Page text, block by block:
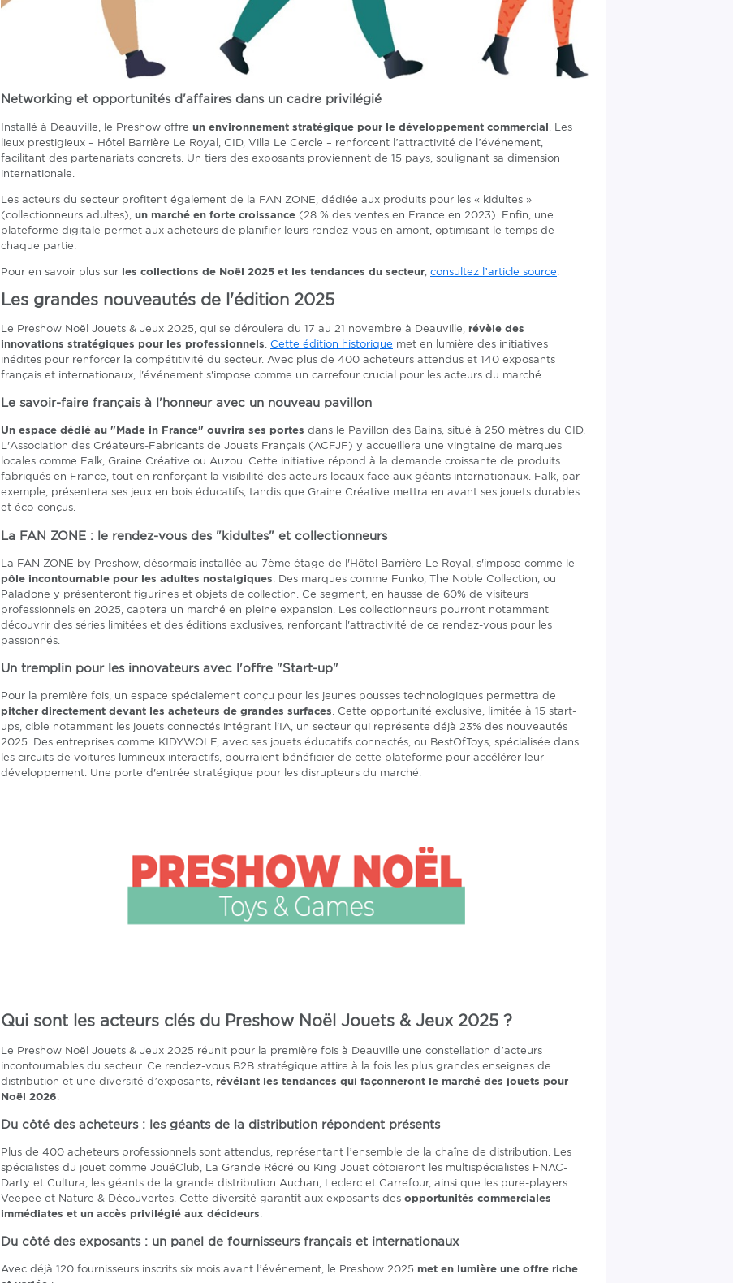
Networking et opportunités d'affaires dans un cadre privilégié
Installé à Deauville, le Preshow offre un environnement stratégique pour le développement commercial . Les
lieux prestigieux – Hôtel Barrière Le Royal, CID, Villa Le Cercle – renforcent l’attractivité de l’événement,
facilitant des partenariats concrets. Un tiers des exposants proviennent de 15 pays, soulignant sa dimension
internationale.
Les acteurs du secteur profitent également de la FAN ZONE, dédiée aux produits pour les « kidultes »
(collectionneurs adultes), un marché en forte croissance (28 % des ventes en France en 2023). Enfin, une
plateforme digitale permet aux acheteurs de planifier leurs rendez-vous en amont, optimisant le temps de
chaque partie.
Pour en savoir plus sur les collections de Noël 2025 et les tendances du secteur consultez l’article source
Les grandes nouveautés de l'édition 2025
Le Preshow Noël Jouets & Jeux 2025, qui se déroulera du 17 au 21 novembre à Deauville, révèle des
innovations stratégiques pour les professionnels Cette édition historique met en lumière des initiatives
inédites pour renforcer la compétitivité du secteur. Avec plus de 400 acheteurs attendus et 140 exposants
français et internationaux, l'événement s'impose comme un carrefour crucial pour les acteurs du marché.
Le savoir-faire français à l'honneur avec un nouveau pavillon
Un espace dédié au "Made in France" ouvrira ses portes dans le Pavillon des Bains, situé à 250 mètres du CID.
L'Association des Créateurs-Fabricants de Jouets Français (ACFJF) y accueillera une vingtaine de marques
locales comme Falk, Graine Créative ou Auzou. Cette initiative répond à la demande croissante de produits
fabriqués en France, tout en renforçant la visibilité des acteurs locaux face aux géants internationaux. Falk, par
exemple, présentera ses jeux en bois éducatifs, tandis que Graine Créative mettra en avant ses jouets durables
et éco-conçus.
La FAN ZONE : le rendez-vous des "kidultes" et collectionneurs
La FAN ZONE by Preshow, désormais installée au 7ème étage de l'Hôtel Barrière Le Royal, s'impose comme le
pôle incontournable pour les adultes nostalgiques . Des marques comme Funko, The Noble Collection, ou
Paladone y présenteront figurines et objets de collection. Ce segment, en hausse de 60% de visiteurs
professionnels en 2025, captera un marché en pleine expansion. Les collectionneurs pourront notamment
découvrir des séries limitées et des éditions exclusives, renforçant l'attractivité de ce rendez-vous pour les
passionnés.
Un tremplin pour les innovateurs avec l'offre "Start-up"
Pour la première fois, un espace spécialement conçu pour les jeunes pousses technologiques permettra de
pitcher directement devant les acheteurs de grandes surfaces. Cette opportunité exclusive, limitée à 15 start-
ups, cible notamment les jouets connectés intégrant l'IA, un secteur qui représente déjà 23% des nouveautés
2025. Des entreprises comme KIDYWOLF, avec ses jouets éducatifs connectés, ou BestOfToys, spécialisée dans
les circuits de voitures lumineux interactifs, pourraient bénéficier de cette plateforme pour accélérer leur
développement. Une porte d'entrée stratégique pour les disrupteurs du marché.
Qui sont les acteurs clés du Preshow Noël Jouets & Jeux 2025 ?
Le Preshow Noël Jouets & Jeux 2025 réunit pour la première fois à Deauville une constellation d’acteurs
incontournables du secteur. Ce rendez-vous B2B stratégique attire à la fois les plus grandes enseignes de
distribution et une diversité d’exposants, révélant les tendances qui façonneront le marché des jouets pour
Noël 2026
Du côté des acheteurs : les géants de la distribution répondent présents
Plus de 400 acheteurs professionnels sont attendus, représentant l’ensemble de la chaîne de distribution. Les
spécialistes du jouet comme JouéClub, La Grande Récré ou King Jouet côtoieront les multispécialistes FNAC-
Darty et Cultura, les géants de la grande distribution Auchan, Leclerc et Carrefour, ainsi que les pure-players
Veepee et Nature & Découvertes. Cette diversité garantit aux exposants des opportunités commerciales
immédiates et un accès privilégié aux décideurs
Du côté des exposants : un panel de fournisseurs français et internationaux
Avec déjà 120 fournisseurs inscrits six mois avant l’événement, le Preshow 2025 met en lumière une offre riche